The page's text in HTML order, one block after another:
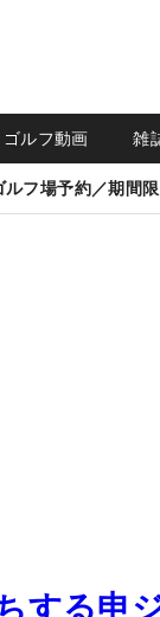
ゴルフ動画 雑
ルフ場予約／期間
する申